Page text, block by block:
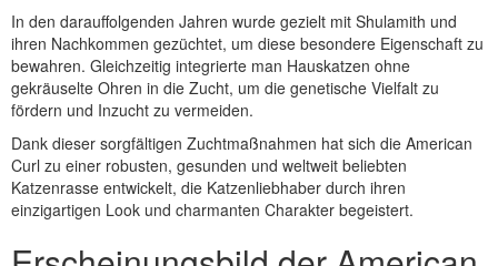
In den darauffolgenden Jahren wurde gezielt mit Shulamith und
ihren Nachkommen gezüchtet, um diese besondere Eigenschaft zu
bewahren. Gleichzeitig integrierte man Hauskatzen ohne
gekräuselte Ohren in die Zucht, um die genetische Vielfalt zu
fördern und Inzucht zu vermeiden.
Dank dieser sorgfältigen Zuchtmaßnahmen hat sich die American
Curl zu einer robusten, gesunden und weltweit beliebten
Katzenrasse entwickelt, die Katzenliebhaber durch ihren
einzigartigen Look und charmanten Charakter begeistert.